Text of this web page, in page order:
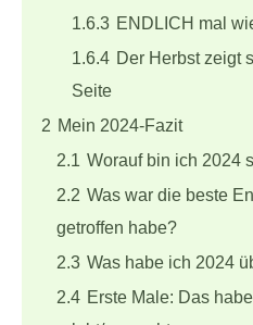
1.6.3 ENDLICH mal
1.6.4 Der Herbst zeigt
Seite
2 Mein 2024-Fazit
2.1 Worauf bin ich 2024
2.2 Was war die beste
getroffen habe?
2.3 Was habe ich 2024
2.4 Erste Male: Das